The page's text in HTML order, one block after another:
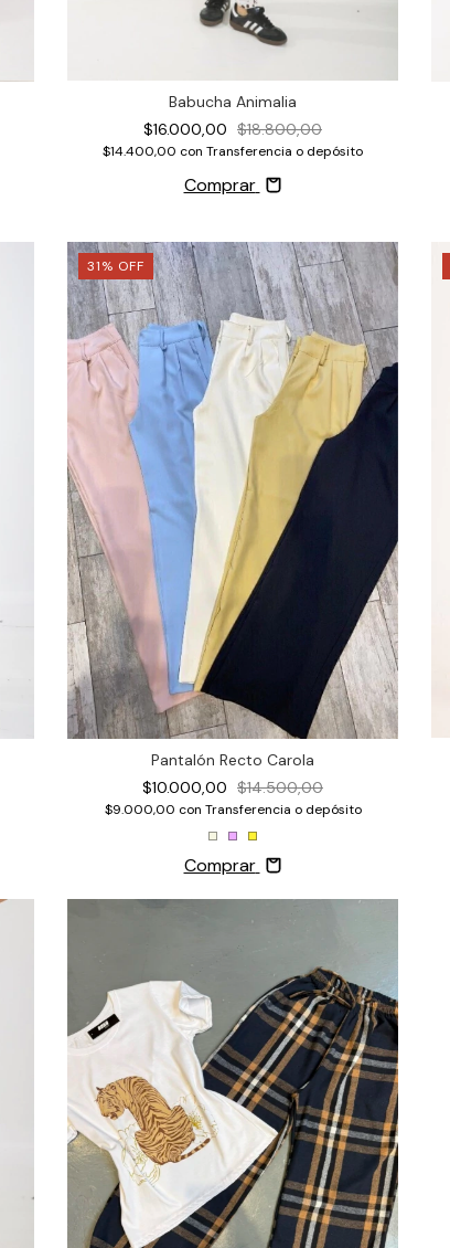
Babucha Animalia
$16.000,00 $18.800,00
$14.400,00 con Transferencia o depósito
Comprar
31% OFF
Pantalón Recto Carola
$10.000,00 $14.500,00
$9.000,00 con Transferencia o depósito
Comprar